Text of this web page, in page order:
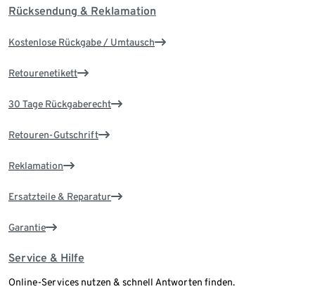
Rücksendung & Reklamation
Kostenlose Rückgabe / Umtausch
Retourenetikett
30 Tage Rückgaberecht
Retouren-Gutschrift
Reklamation
Ersatzteile & Reparatur
Garantie
Service & Hilfe
Online-Services nutzen & schnell Antworten finden.